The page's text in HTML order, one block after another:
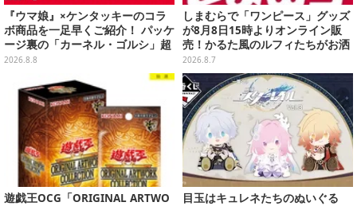
『ウマ娘』×ケンタッキーのコラ
ボ商品を一足早くご紹介！ パッケ
ージ裏の「カーネル・ゴルシ」超
長文コラボ告知は必見、オリジナ
ル商品はガツンと来るにんにくが
美味しくて「全銀河☆ゴルゴルチ
キン化計画」の一部になる【実物
レポ】
2026.8.8
しまむらで「ワンピース」グッズ
が8月8日15時よりオンライン販
売！かるた風のルフィたちがお洒
落なバッグや、チョッパーが可愛
いサンダルも
2026.8.7
遊戯王OCG「ORIGINAL ARTWO
目玉はキュレネたちのぬいぐる